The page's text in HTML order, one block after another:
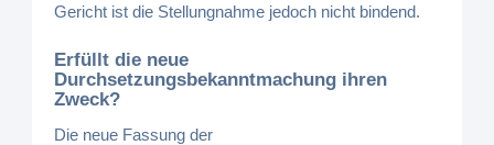
Gericht ist die Stellungnahme jedoch nicht bindend.
Erfüllt die neue
Durchsetzungsbekanntmachung ihren
Zweck?
Die neue Fassung der